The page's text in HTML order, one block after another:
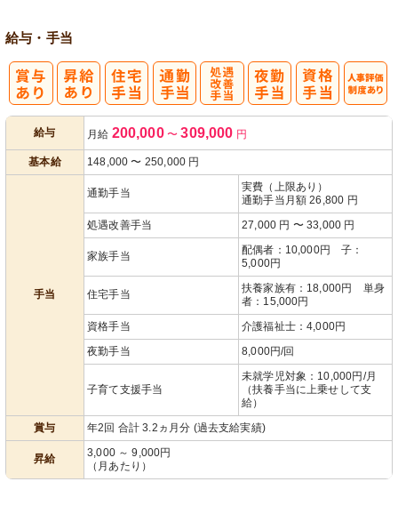
給与・手当
給与 月給 200,000 〜 309,000 円
基本給 148,000 〜 250,000 円
手当
通勤手当
実費（上限あり）
通勤手当月額 26,800 円
処遇改善手当
27,000 円 〜 33,000 円
家族手当
配偶者：10,000円 子：
5,000円
住宅手当
扶養家族有：18,000円 単身
者：15,000円
資格手当
介護福祉士：4,000円
夜勤手当
8,000円/回
子育て支援手当
未就学児対象：10,000円/月
（扶養手当に上乗せして支
給）
賞与
年2回 合計 3.2ヵ月分 (過去支給実績)
昇給
3,000 ～ 9,000円
（月あたり）